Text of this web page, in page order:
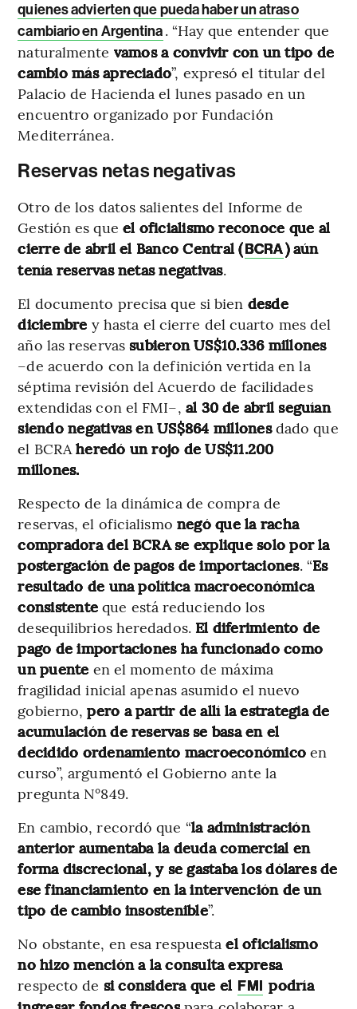
quienes advierten que pueda haber un atraso
cambiario en Argentina. “Hay que entender que
naturalmente vamos a convivir con un tipo de
cambio más apreciado”, expresó el titular del
Palacio de Hacienda el lunes pasado en un
encuentro organizado por Fundación
Mediterránea.
Reservas netas negativas
Otro de los datos salientes del Informe de
Gestión es que el oficialismo reconoce que al
cierre de abril el Banco Central (BCRA) aún
tenía reservas netas negativas.
El documento precisa que si bien desde
diciembre y hasta el cierre del cuarto mes del
año las reservassubieron US$10.336 millones
–de acuerdo con la definición vertida en la
séptima revisión del Acuerdo de facilidades
extendidas con el FMI–, al 30 de abril seguían
siendo negativas en US$864 millonesdado que
el BCRAheredó un rojo de US$11.200
millones.
Respecto de la dinámica de compra de
reservas, el oficialismo negó que la racha
compradora del BCRA se explique solo por la
postergación de pagos de importaciones. “Es
resultado de una política macroeconómica
consistente que está reduciendo los
desequilibrios heredados. El diferimiento de
pago de importaciones ha funcionado como
un puente en el momento de máxima
fragilidad inicial apenas asumido el nuevo
gobierno,pero a partir de allí la estrategia de
acumulación de reservas se basa en el
decidido ordenamiento macroeconómico en
curso”, argumentó el Gobierno ante la
pregunta N°849.
En cambio, recordó que “la administración
anterior aumentaba la deuda comercial en
forma discrecional, y se gastaba los dólares de
ese financiamiento en la intervención de un
tipo de cambio insostenible”.
No obstante, en esa respuestael oficialismo
no hizo mención a la consulta expresa
respecto de si considera que el FMI podría